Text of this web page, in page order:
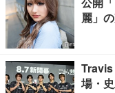
麗」
場・